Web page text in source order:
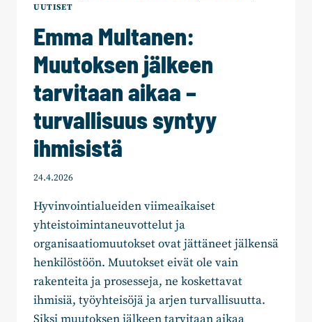
UUTISET
Emma Multanen:
Muutoksen jälkeen
tarvitaan aikaa –
turvallisuus syntyy
ihmisistä
24.4.2026
Hyvinvointialueiden viimeaikaiset
yhteistoimintaneuvottelut ja
organisaatiomuutokset ovat jättäneet jälkensä
henkilöstöön. Muutokset eivät ole vain
rakenteita ja prosesseja, ne koskettavat
ihmisiä, työyhteisöjä ja arjen turvallisuutta.